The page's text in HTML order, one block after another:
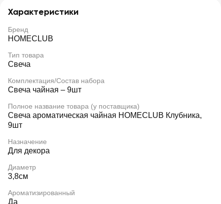
Характеристики
Бренд
HOMECLUB
Тип товара
Свеча
Комплектация/Состав набора
Свеча чайная – 9шт
Полное название товара (у поставщика)
Свеча ароматическая чайная HOMECLUB Клубника,
9шт
Назначение
Для декора
Диаметр
3,8см
Ароматизированный
Да